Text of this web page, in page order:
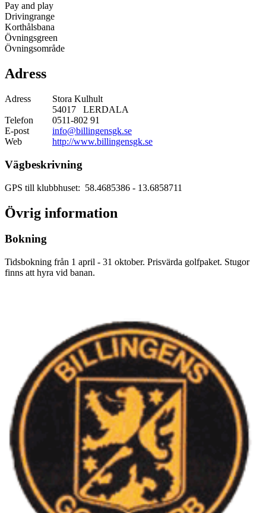
Pay and play
Drivingrange
Korthålsbana
Övningsgreen
Övningsområde
Adress
Adress
Stora Kulhult
54017 LERDALA
Telefon
0511-802 91
E-post
info@billingensgk.se
Web
http://www.billingensgk.se
Vägbeskrivning
GPS till klubbhuset: 58.4685386 - 13.6858711
Övrig information
Bokning
Tidsbokning från 1 april - 31 oktober. Prisvärda golfpaket. Stugor
finns att hyra vid banan.